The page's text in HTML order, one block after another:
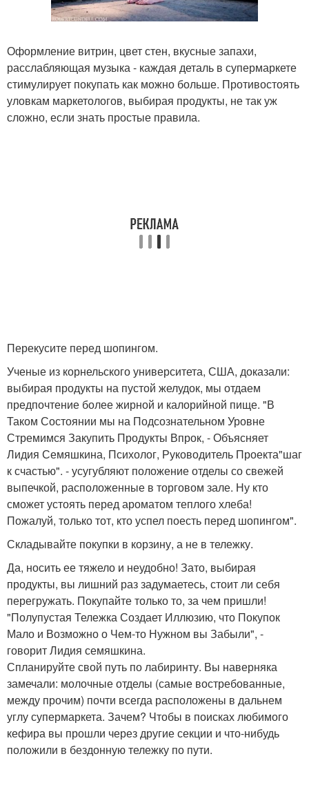
Оформление витрин, цвет стен, вкусные запахи,
расслабляющая музыка - каждая деталь в супермаркете
стимулирует покупать как можно больше. Противостоять
уловкам маркетологов, выбирая продукты, не так уж
сложно, если знать простые правила.
Перекусите перед шопингом.
Ученые из корнельского университета, США, доказали:
выбирая продукты на пустой желудок, мы отдаем
предпочтение более жирной и калорийной пище. "В
Таком Состоянии мы на Подсознательном Уровне
Стремимся Закупить Продукты Впрок, - Объясняет
Лидия Семяшкина, Психолог, Руководитель Проекта"шаг
к счастью". - усугубляют положение отделы со свежей
выпечкой, расположенные в торговом зале. Ну кто
сможет устоять перед ароматом теплого хлеба!
Пожалуй, только тот, кто успел поесть перед шопингом".
Складывайте покупки в корзину, а не в тележку.
Да, носить ее тяжело и неудобно! Зато, выбирая
продукты, вы лишний раз задумаетесь, стоит ли себя
перегружать. Покупайте только то, за чем пришли!
"Полупустая Тележка Создает Иллюзию, что Покупок
Мало и Возможно о Чем-то Нужном вы Забыли", -
говорит Лидия семяшкина.
Спланируйте свой путь по лабиринту. Вы наверняка
замечали: молочные отделы (самые востребованные,
между прочим) почти всегда расположены в дальнем
углу супермаркета. Зачем? Чтобы в поисках любимого
кефира вы прошли через другие секции и что-нибудь
положили в бездонную тележку по пути.